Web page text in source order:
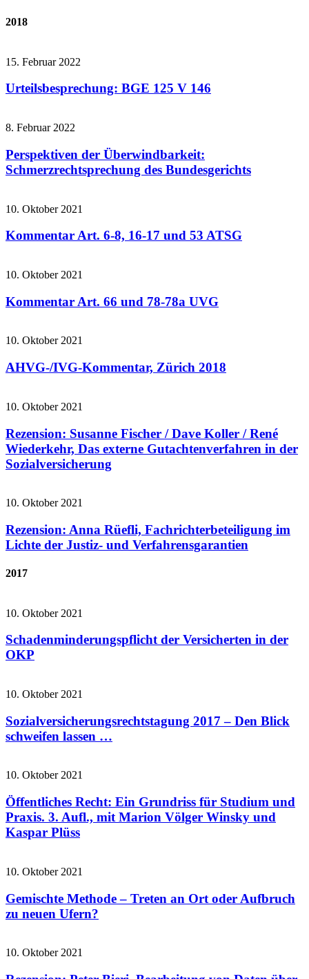
2018
15. Februar 2022
Urteilsbesprechung: BGE 125 V 146
8. Februar 2022
Perspektiven der Überwindbarkeit:
Schmerzrechtsprechung des Bundesgerichts
10. Oktober 2021
Kommentar Art. 6-8, 16-17 und 53 ATSG
10. Oktober 2021
Kommentar Art. 66 und 78-78a UVG
10. Oktober 2021
AHVG-/IVG-Kommentar, Zürich 2018
10. Oktober 2021
Rezension: Susanne Fischer / Dave Koller / René
Wiederkehr, Das externe Gutachtenverfahren in der
Sozialversicherung
10. Oktober 2021
Rezension: Anna Rüefli, Fachrichterbeteiligung im
Lichte der Justiz- und Verfahrensgarantien
2017
10. Oktober 2021
Schadenminderungspflicht der Versicherten in der
OKP
10. Oktober 2021
Sozialversicherungsrechtstagung 2017 – Den Blick
schweifen lassen …
10. Oktober 2021
Öffentliches Recht: Ein Grundriss für Studium und
Praxis. 3. Aufl., mit Marion Völger Winsky und
Kaspar Plüss
10. Oktober 2021
Gemischte Methode – Treten an Ort oder Aufbruch
zu neuen Ufern?
10. Oktober 2021